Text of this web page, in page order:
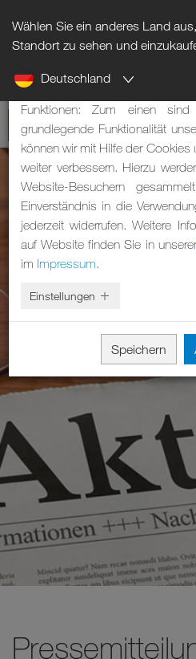
Wählen Sie ein anderes Land
Standort zu sehen und
Deutschland
Hinweis zu Cookies
Unsere Webseite verwendet
Funktionen: Zum einen
grundlegende Funktionalität
können wir mit Hilfe der Cookies
weiter verbessern. Hierzu
Website-Besuchern
Einverständnis in die
jederzeit widerrufen. Weitere
auf Website finden Sie in
im Impressum.
Einstellungen
Speichern